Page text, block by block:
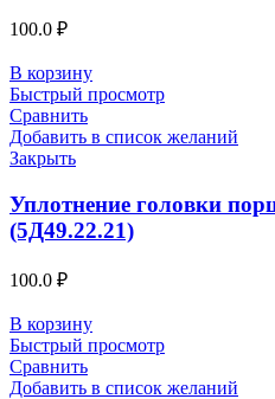
100.0 ₽
В корзину
Быстрый просмотр
Сравнить
Добавить в список желаний
Закрыть
Уплотнение головки
(5Д49.22.21)
100.0 ₽
В корзину
Быстрый просмотр
Сравнить
Добавить в список желаний